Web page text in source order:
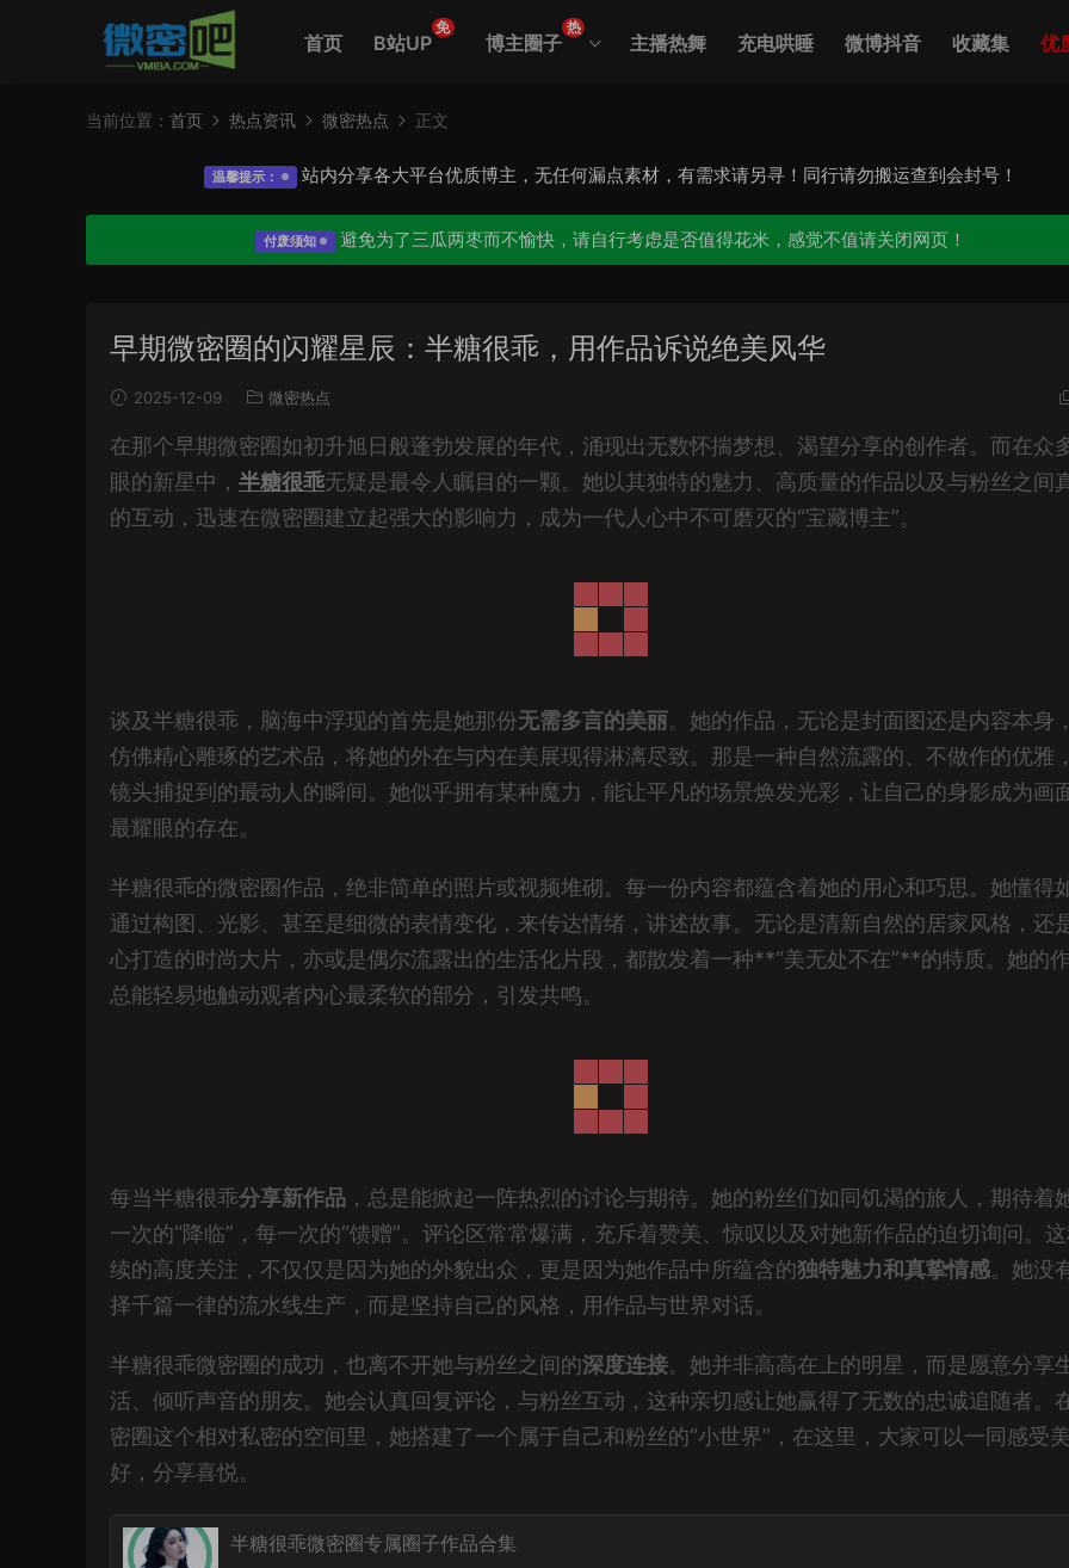
首页 B站UP
免
博主圈子
热
主播热舞 充电哄睡 微博抖音 收藏集 优
当前位置： 首页 热点资讯 微密热点 正文
温馨提示： 站内分享各大平台优质博主，无任何漏点素材，有需求请另寻！同行请勿搬运查到会封号！
付废须知 避免为了三瓜两枣而不愉快，请自行考虑是否值得花米，感觉不值请关闭网页！
早期微密圈的闪耀星辰：半糖很乖，用作品诉说绝美风华
2025-12-09 微密热点
在那个早期微密圈如初升旭日般蓬勃发展的年代，涌现出无数怀揣梦想、渴望分享的创作者。而在众
眼的新星中， 半糖很乖无疑是最令人瞩目的一颗。她以其独特的魅力、高质量的作品以及与粉丝之间
的互动，迅速在微密圈建立起强大的影响力，成为一代人心中不可磨灭的“宝藏博主”。
谈及半糖很乖，脑海中浮现的首先是她那份无需多言的美丽。她的作品，无论是封面图还是内容本身
仿佛精心雕琢的艺术品，将她的外在与内在美展现得淋漓尽致。那是一种自然流露的、不做作的优雅
镜头捕捉到的最动人的瞬间。她似乎拥有某种魔力，能让平凡的场景焕发光彩，让自己的身影成为画
最耀眼的存在。
半糖很乖的微密圈作品，绝非简单的照片或视频堆砌。每一份内容都蕴含着她的用心和巧思。她懂得
通过构图、光影、甚至是细微的表情变化，来传达情绪，讲述故事。无论是清新自然的居家风格，还
心打造的时尚大片，亦或是偶尔流露出的生活化片段，都散发着一种**“美无处不在”**的特质。她的
总能轻易地触动观者内心最柔软的部分，引发共鸣。
每当半糖很乖分享新作品 ，总是能掀起一阵热烈的讨论与期待。她的粉丝们如同饥渴的旅人，期待着
一次的“降临”，每一次的“馈赠”。评论区常常爆满，充斥着赞美、惊叹以及对她新作品的迫切询问。
续的高度关注，不仅仅是因为她的外貌出众，更是因为她作品中所蕴含的独特魅力和真挚情感。她没
择千篇一律的流水线生产，而是坚持自己的风格，用作品与世界对话。
半糖很乖微密圈的成功，也离不开她与粉丝之间的深度连接。她并非高高在上的明星，而是愿意分享
活、倾听声音的朋友。她会认真回复评论，与粉丝互动，这种亲切感让她赢得了无数的忠诚追随者。
密圈这个相对私密的空间里，她搭建了一个属于自己和粉丝的“小世界”，在这里，大家可以一同感受美
好，分享喜悦。
半糖很乖微密圈专属圈子作品合集